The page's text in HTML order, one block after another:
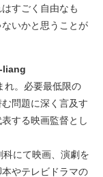
すごく自由なも
いかと思うことが
liang
れ。必要最低限の
問題に深く言及す
する映画監督とし
にて映画、演劇を
やテレビドラマの